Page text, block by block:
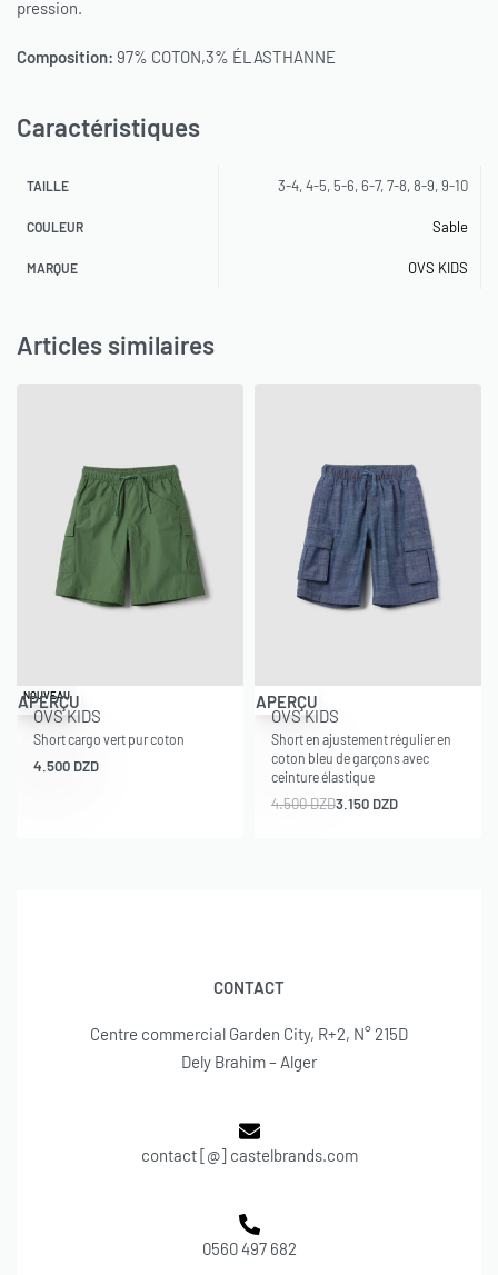
pression.
Composition: 97% COTON,3% ÉLASTHANNE
Caractéristiques
TAILLE 3-4, 4-5, 5-6, 6-7, 7-8, 8-9, 9-10
COULEUR Sable
MARQUE OVS KIDS
Articles similaires
NOUVEAU
APERÇU
OVS KIDS
Short cargo vert pur coton
4.500 DZD
-30% OFF
APERÇU
OVS KIDS
Short en ajustement régulier en
coton bleu de garçons avec
ceinture élastique
4.500DZD3.150 DZD
CONTACT
Centre commercial Garden City, R+2, N° 215D
Dely Brahim – Alger
contact [@] castelbrands.com
0560 497 682